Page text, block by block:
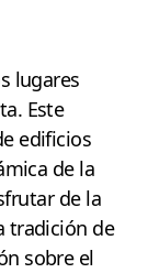
lugares
Este
edificios
de la
de la
tradición de
sobre el